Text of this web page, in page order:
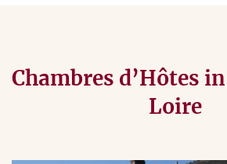
Chambres d’Hôtes
Loire